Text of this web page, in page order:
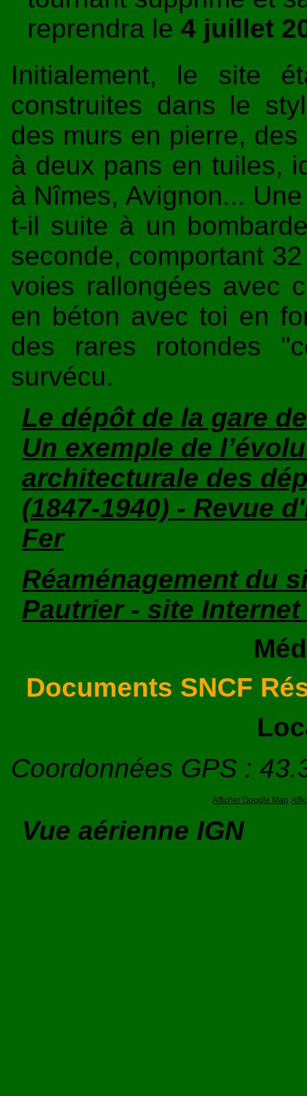
reprendra le 4 juillet
Initialement, le site
construites dans le
des murs en pierre,
à deux pans en tuiles,
à Nîmes, Avignon...
t-il suite à un
seconde, comportant
voies rallongées avec
en béton avec toi en
des rares rotondes
survécu.
Le dépôt de la gare
Un exemple de
architecturale des
(1847-1940) - Revue
Fer
Réaménagement du
Pautrier - site Internet
Documents SNCF
Coordonnées GPS :
Afficher Google Map
Vue aérienne IGN